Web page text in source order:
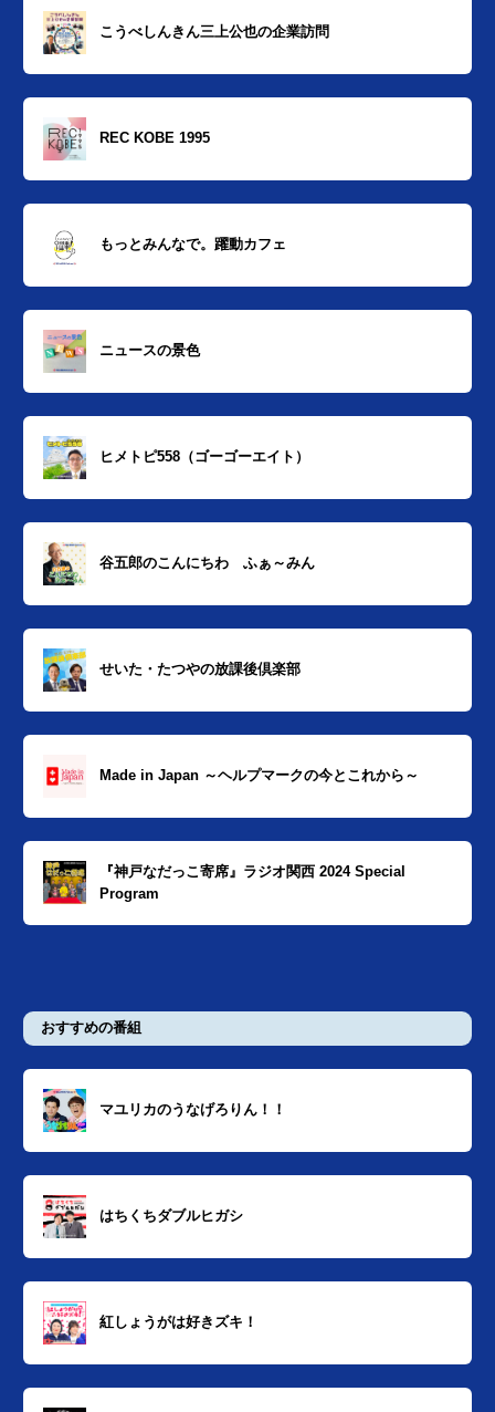
こうべしんきん三上公也の企業訪問
REC KOBE 1995
もっとみんなで。躍動カフェ
ニュースの景色
ヒメトピ558（ゴーゴーエイト）
谷五郎のこんにちわ ふぁ～みん
せいた・たつやの放課後倶楽部
Made in Japan ～ヘルプマークの今とこれから～
『神戸なだっこ寄席』ラジオ関西 2024 Special
Program
おすすめの番組
マユリカのうなげろりん！！
はちくちダブルヒガシ
紅しょうがは好きズキ！